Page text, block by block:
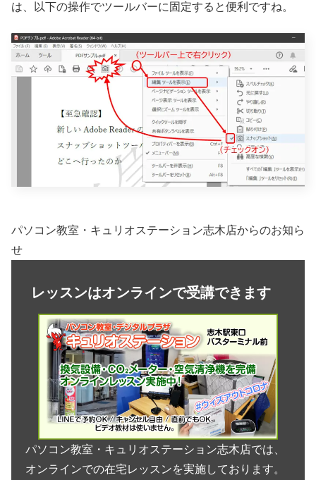
は、以下の操作でツールバーに固定すると便利ですね。
パソコン教室・キュリオステーション志木店からのお知ら
せ
レッスンはオンラインで受講できます
パソコン教室・キュリオステーション志木店では、
オンラインでの在宅レッスンを実施しております。